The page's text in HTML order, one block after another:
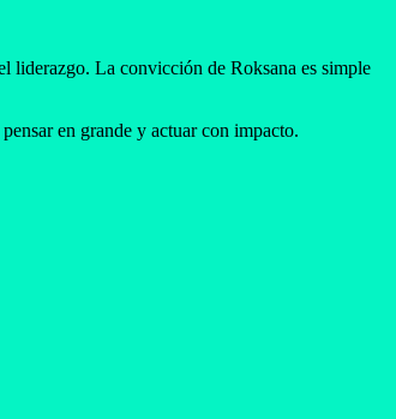
liderazgo. La convicción de Roksana es simple
en grande y actuar con impacto.